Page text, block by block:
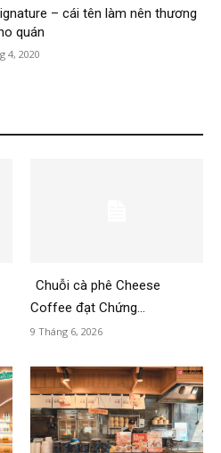
– cái tên làm nên thương
quán
4, 2020
Chuỗi cà phê Cheese
Coffee đạt Chứng...
9 Tháng 6, 2026